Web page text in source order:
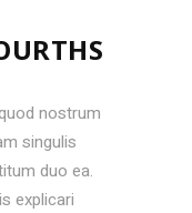
nostrum
singulis
duo ea.
explicari